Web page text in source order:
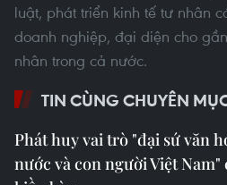
luật, phát triển kinh tế tư nhân
doanh nghiệp, đại diện cho
nhân trong cả nước.
TIN CÙNG CHUYÊN
Phát huy vai trò "đại sứ văn
nước và con người Việt Nam"